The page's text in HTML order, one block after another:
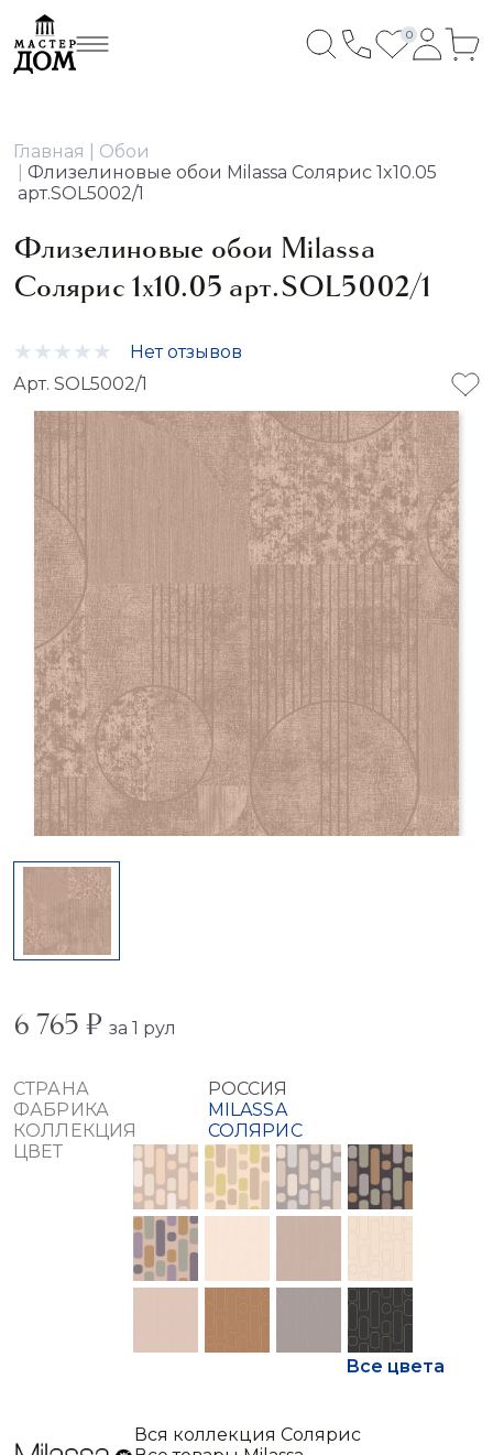
0
Главная
Обои
Флизелиновые обои Milassa Солярис 1x10.05
арт.SOL5002/1
Флизелиновые обои Milassa
Солярис 1x10.05 арт.SOL5002/1
Нет отзывов
Арт. SOL5002/1
6 765 ₽ за 1 рул
СТРАНА
РОССИЯ
ФАБРИКА
MILASSA
КОЛЛЕКЦИЯ
СОЛЯРИС
ЦВЕТ
Все цвета
Вся коллекция Солярис